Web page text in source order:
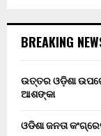
BREAKING
ଉତ୍ତର ଓଡ଼ିଶା
ଆଶଙ୍କା
ଓଡିଶା ଜନତା